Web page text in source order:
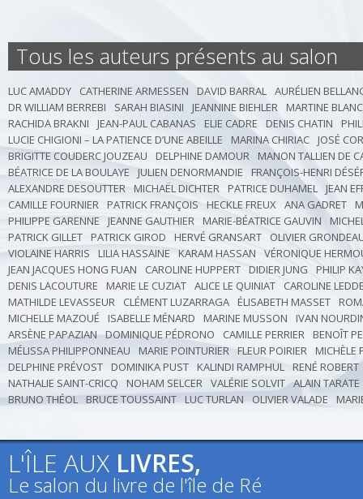
Tous les auteurs présents au salon
LUC AMADDY CATHERINE ARMESSEN DAVID BARRAL AURÉLIEN
DR WILLIAM BERREBI
SARAH BIASINI JEANNINE BIEHLER
MARTINE
RACHIDA BRAKNI
JEAN-PAUL CABANAS ELIE CADRE DENIS CHATIN
LUCIE CHIGIONI – LA PATIENCE D’UNE ABEILLE
MARINA CHIRIAC
JOSÉ
BRIGITTE COUDERC JOUZEAU
DELPHINE DAMOUR
MANON TALLIEN DE
BÉATRICE DE LA BOULAYE
JULIEN DENORMANDIE
FRANÇOIS-HENRI
ALEXANDRE DESOUTTER MICHAËL DICHTER PATRICE DUHAMEL JEAN
CAMILLE FOURNIER PATRICK FRANÇOIS HECKLE FREUX ANA GADRET
PHILIPPE GARENNE
JEANNE GAUTHIER MARIE-BÉATRICE GAUVIN
PATRICK GILLET PATRICK GIROD HERVÉ GRANSART
OLIVIER
VIOLAINE HARRIS
LILIA HASSAINE KARAM HASSAN
VÉRONIQUE
JEAN JACQUES HONG FUAN
CAROLINE HUPPERT DIDIER JUNG
PHILIP
DENIS LACOUTURE
MARIE LE CUZIAT ALICE LE QUINIAT
CAROLINE
MATHILDE LEVASSEUR
CLÉMENT LUZARRAGA ÉLISABETH MASSET
MICHELLE MAZOUÉ
ISABELLE MÉNARD MARINE MUSSON
IVAN
ARSÈNE PAPAZIAN DOMINIQUE PÉDRONO CAMILLE PERRIER
BENOÎT
MÉLISSA PHILIPPONNEAU
MARIE POINTURIER FLEUR POIRIER MICHÈLE
DELPHINE PRÉVOST
DOMINIKA PUST KALINDI RAMPHUL RENÉ ROBERT
NATHALIE SAINT-CRICQ
NOHAM SELCER VALÉRIE SOLVIT ALAIN TARATE
BRUNO THÉOL BRUCE TOUSSAINT LUC TURLAN OLIVIER VALADE
L'ÎLE AUX LIVRES,
Le salon du livre de l'île de Ré